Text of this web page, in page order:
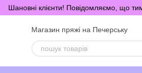
Шановні клієнти! Повідомляємо, що
Магазин пряжі на Печерську